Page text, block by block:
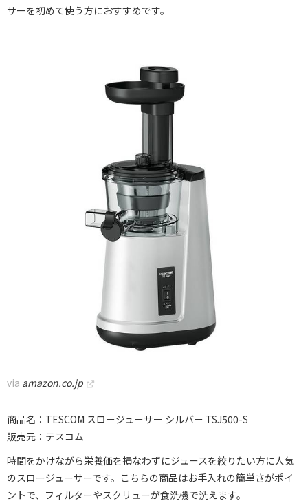
サーを初めて使う方におすすめです。
via amazon.co.jp
商品名：TESCOM スロージューサー シルバー TSJ500-S
販売元：テスコム
時間をかけながら栄養価を損なわずにジュースを絞りたい方に人気
のスロージューサーです。こちらの商品はお手入れの簡単さがポイ
ントで、フィルターやスクリューが食洗機で洗えます。